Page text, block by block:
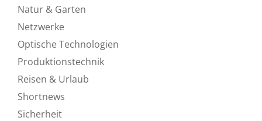
Natur & Garten
Netzwerke
Optische Technologien
Produktionstechnik
Reisen & Urlaub
Shortnews
Sicherheit